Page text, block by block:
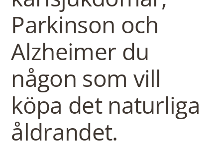
Parkinson och
Alzheimer du
någon som vill
köpa det naturliga
åldrandet.